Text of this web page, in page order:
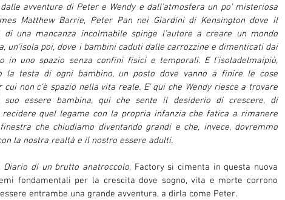
avventure di Peter e Wendy e dall’atmosfera un po’ misteriosa
Matthew Barrie, Peter Pan nei Giardini di Kensington dove il
di una mancanza incolmabile spinge l’autore a creare un mondo
un’isola poi, dove i bambini caduti dalle carrozzine e dimenticati dai
in uno spazio senza confini fisici e temporali. E l’isoladelmaipiù,
la testa di ogni bambino, un posto dove vanno a finire le cose
non c'è spazio nella vita reale. E’ qui che Wendy riesce a trovare
essere bambina, qui che sente il desiderio di crescere, di
recidere quel legame con la propria infanzia che fatica a rimanere
che chiudiamo diventando grandi e che, invece, dovremmo
la nostra realtà e il nostro essere adulti.
Diario di un brutto anatroccolo, Factory si cimenta in questa nuova
fondamentali per la crescita dove sogno, vita e morte corrono
entrambe una grande avventura, a dirla come Peter.